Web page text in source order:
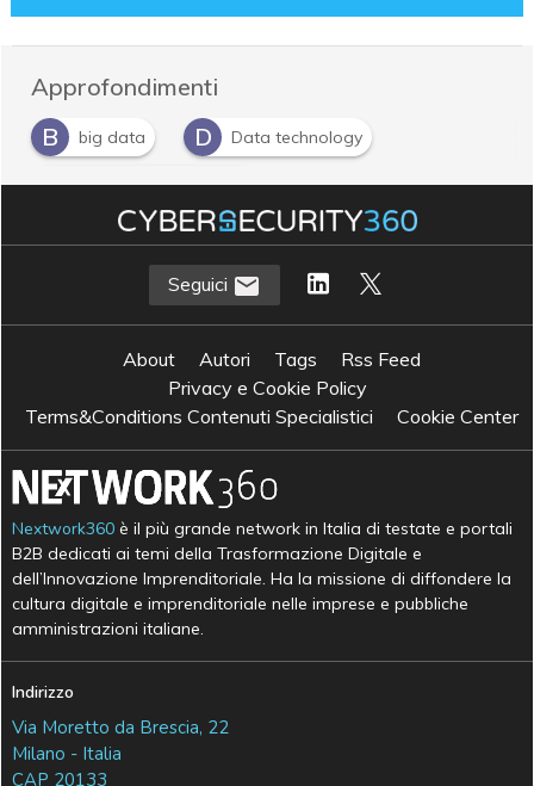
Approfondimenti
B
big data D Data technology
V Visual Data Discovery
Seguici
About Autori Tags
Rss Feed
Privacy e Cookie Policy
Terms&Conditions Contenuti Specialistici
Cookie Center
Nextwork360 è il più grande network in Italia di testate e portali
B2B dedicati ai temi della Trasformazione Digitale e
dell’Innovazione Imprenditoriale. Ha la missione di diffondere la
cultura digitale e imprenditoriale nelle imprese e pubbliche
amministrazioni italiane.
Indirizzo
Via Moretto da Brescia, 22
Milano - Italia
CAP 20133